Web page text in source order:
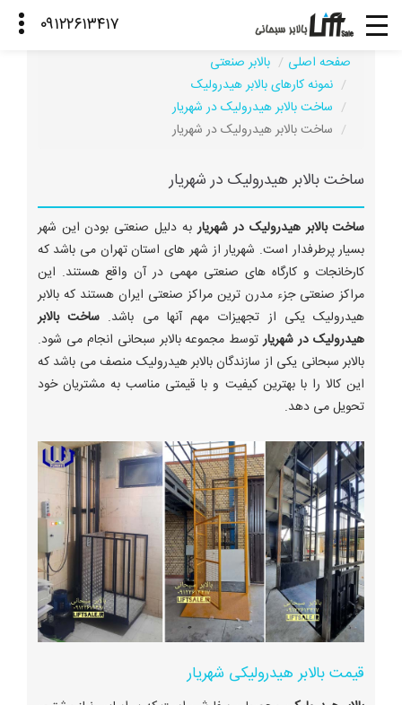
صفحه اصلی
بالابر صنعتی
نمونه کارهای بالابر هیدرولیک
ساخت بالابر هیدرولیک در شهریار
ساخت بالابر هیدرولیک در شهریار
ساخت بالابر هیدرولیک در شهریار
ساخت بالابر هیدرولیک در شهریاربه دلیل صنعتی بودن این شهر
بسیار پرطرفدار است. شهریار از شهر های استان تهران می باشد که
کارخانجات و کارگاه های صنعتی مهمی در آن واقع هستند. این
مراکز صنعتی جزء مدرن ترین مراکز صنعتی ایران هستند که بالابر
هیدرولیک یکی از تجهیزات مهم آنها می باشد.ساخت بالابر
هیدرولیک در شهریارتوسط مجموعه بالابر سبحانی انجام می شود.
بالابر سبحانی یکی از سازندگان بالابر هیدرولیک منصف می باشد که
این کالا را با بهترین کیفیت و با قیمتی مناسب به مشتریان خود
تحویل می دهد.
قیمت بالابر هیدرولیکی شهریار